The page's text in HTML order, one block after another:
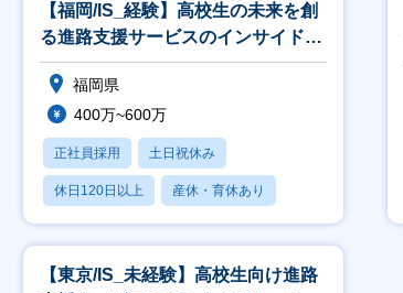
【福岡/IS_経験】高校生の未来を創
る進路支援サービスのインサイドセ
ールス／経験活かせる／高卒就活生
福岡県
400万~600万
正社員採用 土日祝休み
休日120日以上 産休・育休あり
学歴不問
【東京/IS_未経験】高校生向け進路